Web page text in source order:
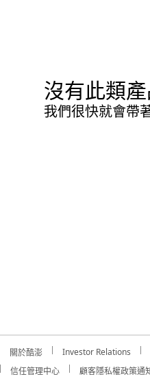
沒有此類產
我們很快就會帶
關於酷澎 Investor Relations
信任管理中心
顧客隱私權政策通